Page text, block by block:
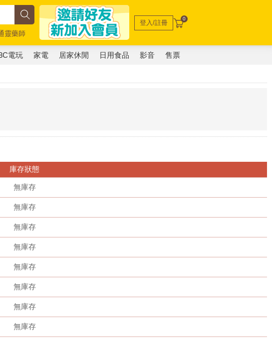
靈藥師
登入/註冊 0
電玩 家電 居家休閒 日用食品 影音 售票
庫存狀態
無庫存
無庫存
無庫存
無庫存
無庫存
無庫存
無庫存
無庫存